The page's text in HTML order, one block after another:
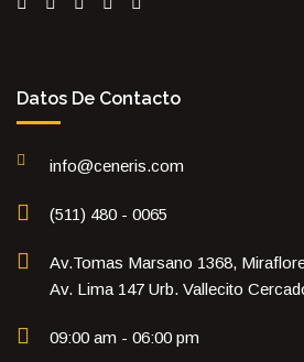
Datos De Contacto
info@ceneris.com
(511) 480 - 0065
Av.Tomas Marsano 1368,
Av. Lima 147 Urb. Vallecito
09:00 am - 06:00 pm